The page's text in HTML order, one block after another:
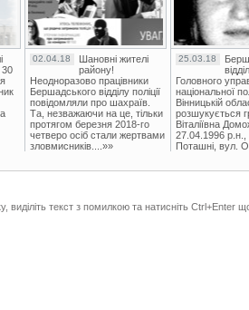
30
02.04.18
Шановні жителі
району!
Неодноразово працівники
Бершадського відділу поліції
повідомляли про шахраїв.
Та, незважаючи на це, тільки
протягом березня 2018-го
четверо осіб стали жертвами
зловмисників....»»
25.03.18
Головного
національної
Вінницькій
розшукується
Віталіївна
27.04.1996 р.н.,
Поташні, вул.
текст з помилкою та натисніть Ctrl+Enter